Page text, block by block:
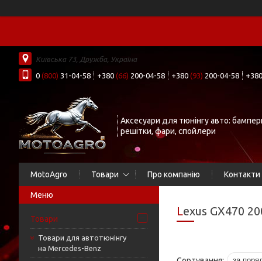
Київська 73, Дружба, Україна
0 (800) 31-04-58 +380 (66) 200-04-58 +380 (93) 200-04-58 +380
Аксесуари для тюнінгу авто:
решітки, фари, спойлери
MotoAgro Товари Про компанію Контакти
Товари
Товари для автотюнінгу
на Mercedes-Benz
Lexus GX470